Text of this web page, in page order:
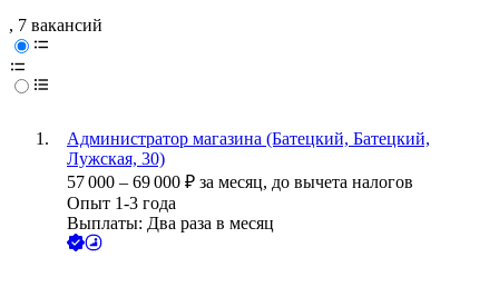
, 7 вакансий
Администратор магазина (Батецкий, Батецкий,
Лужская, 30)
57 000 – 69 000 ₽ за месяц, до вычета налогов
Опыт 1-3 года
Выплаты: Два раза в месяц